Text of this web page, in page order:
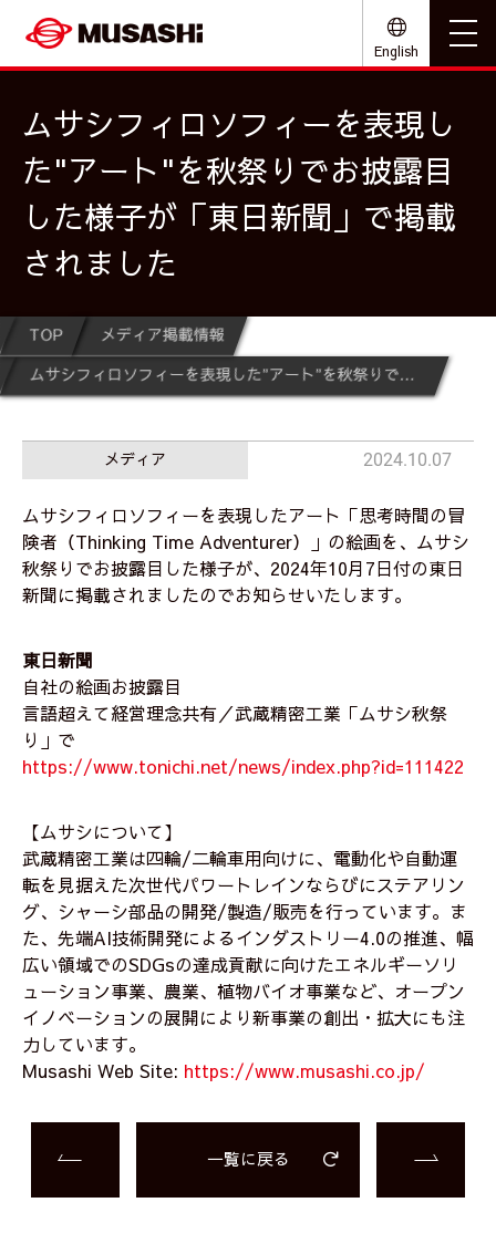
English
ムサシフィロソフィーを表現し
た"アート"を秋祭りでお披露目
した様子が「東日新聞」で掲載
されました
TOP
メディア掲載情報
ムサシフィロソフィーを表現した"アート"を秋祭りでお披露目した様子が「東日新聞」で掲載されました
メディア 2024.10.07
ムサシフィロソフィーを表現したアート「思考時間の冒
険者（Thinking Time Adventurer）」の絵画を、ムサシ
秋祭りでお披露目した様子が、2024年10月7日付の東日
新聞に掲載されましたのでお知らせいたします。
東日新聞
自社の絵画お披露目
言語超えて経営理念共有／武蔵精密工業「ムサシ秋祭
り」で
https://www.tonichi.net/news/index.php?id=111422
【ムサシについて】
武蔵精密工業は四輪/二輪車用向けに、電動化や自動運
転を見据えた次世代パワートレインならびにステアリン
グ、シャーシ部品の開発/製造/販売を行っています。ま
た、先端AI技術開発によるインダストリー4.0の推進、幅
広い領域でのSDGsの達成貢献に向けたエネルギーソリ
ューション事業、農業、植物バイオ事業など、オープン
イノベーションの展開により新事業の創出・拡大にも注
力しています。
Musashi Web Site: https://www.musashi.co.jp/
一覧に戻る